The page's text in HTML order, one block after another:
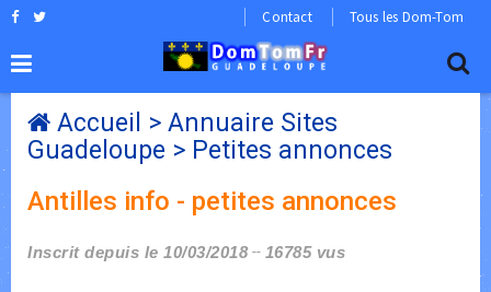
Contact Tous les Dom-Tom
Accueil > Annuaire Sites
Guadeloupe > Petites annonces
Antilles info - petites annonces
Inscrit depuis le 10/03/2018 16785 vus